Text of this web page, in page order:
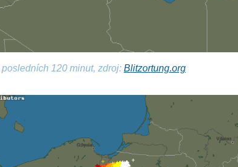
120 minut, zdroj:Blitzortung.org